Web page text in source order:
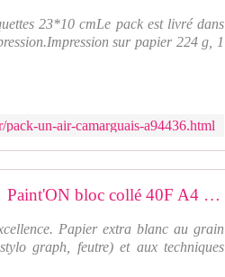
23*10 cmLe pack est livré dans
sur papier 224 g, 1
un-air-camarguais-a94436.html
Paint'ON bloc collé 40F A4 250g muti-techniques
Papier extra blanc au grain
graph, feutre) et aux techniques